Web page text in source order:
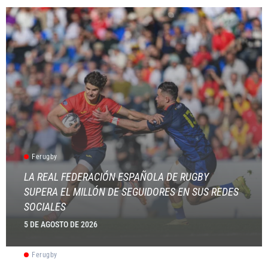
Ferugby
LA REAL FEDERACIÓN ESPAÑOLA DE RUGBY
SUPERA EL MILLÓN DE SEGUIDORES EN SUS REDES
SOCIALES
5 DE AGOSTO DE 2026
Ferugby